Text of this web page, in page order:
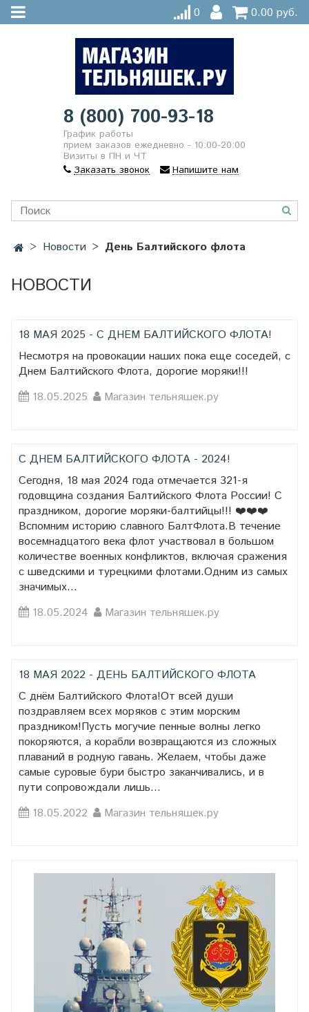
0 0.00 руб.
8 (800) 700-93-18
График работы
прием заказов ежедневно - 10:00-20:00
Визиты в ПН и ЧТ
Заказать звонок
Напишите нам
Новости День Балтийского флота
НОВОСТИ
18 МАЯ 2025 - С ДНЕМ БАЛТИЙСКОГО ФЛОТА!
Несмотря на провокации наших пока еще соседей, с
Днем Балтийского Флота, дорогие моряки!!!
18.05.2025
Магазин тельняшек.ру
С ДНЕМ БАЛТИЙСКОГО ФЛОТА - 2024!
Сегодня, 18 мая 2024 года отмечается 321-я
годовщина создания Балтийского Флота России! С
праздником, дорогие моряки-балтийцы!!! ❤️❤️❤️
Вспомним историю славного БалтФлота.В течение
восемнадцатого века флот участвовал в большом
количестве военных конфликтов, включая сражения
с шведскими и турецкими флотами.Одним из самых
значимых...
18.05.2024
Магазин тельняшек.ру
18 МАЯ 2022 - ДЕНЬ БАЛТИЙСКОГО ФЛОТА
С днём Балтийского Флота!От всей души
поздравляем всех моряков с этим морским
праздником!Пусть могучие пенные волны легко
покоряются, а корабли возвращаются из сложных
плаваний в родную гавань. Желаем, чтобы даже
самые суровые бури быстро заканчивались, и в
пути сопровождали лишь...
18.05.2022
Магазин тельняшек.ру